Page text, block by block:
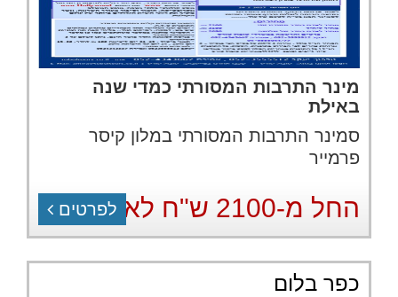
מינר התרבות המסורתי כמדי שנה
באילת
סמינר התרבות המסורתי במלון קיסר
פרמייר
החל מ-2100 ש"ח לאדם לפרטים
כפר בלום